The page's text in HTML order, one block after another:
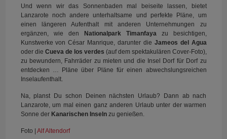
Und wenn wir das Sonnenbaden mal beiseite lassen, bietet
Lanzarote noch andere unterhaltsame und perfekte Pläne, um
einen längeren Aufenthalt mit anderen Unternehmungen zu
ergänzen, wie den
Nationalpark Timanfaya zu besichtigen,
Kunstwerke von César Manrique, darunter die Jameos del Agua
oder die Cueva de los verdes (auf dem spektakulären Cover-Foto),
zu bewundern, Fahrräder zu mieten und die Insel Dorf für Dorf zu
entdecken … Pläne über Pläne für einen abwechslungsreichen
Inselaufenthalt.
Na, planst Du schon Deinen nächsten Urlaub? Dann ab nach
Lanzarote, um mal einen ganz anderen Urlaub unter der warmen
Sonne der Kanarischen Inselnzu genießen.
Foto | Alf Altendorf